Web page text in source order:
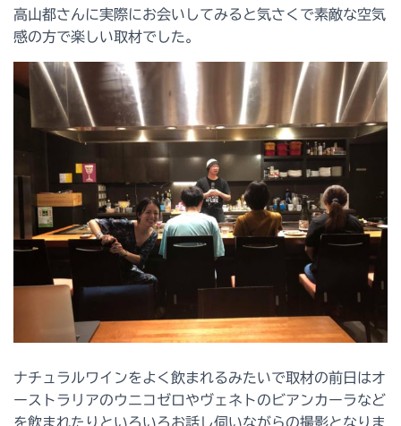
高山都さんに実際にお会いしてみると気さくで素敵な空気
感の方で楽しい取材でした。
ナチュラルワインをよく飲まれるみたいで取材の前日はオ
ーストラリアのウニコゼロやヴェネトのビアンカーラなど
を飲まれたりといろいろお話し伺いながらの撮影となりま